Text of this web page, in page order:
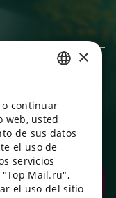
por compras y
ENGLISH
UKRAINIAN
PORTUGUESE
SPANISH
×
o continuar
web, usted
de sus datos
el uso de
servicios
"Top Mail.ru",
el uso del sitio